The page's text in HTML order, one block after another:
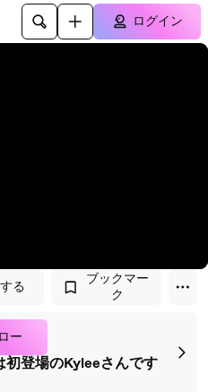
ログイン
る
ブックマー
ク
ー
初登場のKyleeさんです